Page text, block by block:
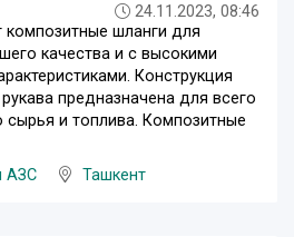
24.11.2023, 08:46
композитные шланги для
качества и с высокими
Конструкция
предназначена для всего
сырья и топлива. Композитные
АЗС
Ташкент